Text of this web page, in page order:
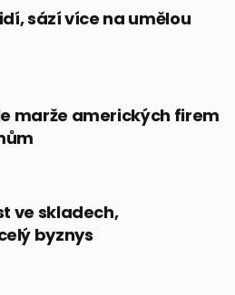
sází více na umělou
marže amerických firem
ve skladech,
byznys